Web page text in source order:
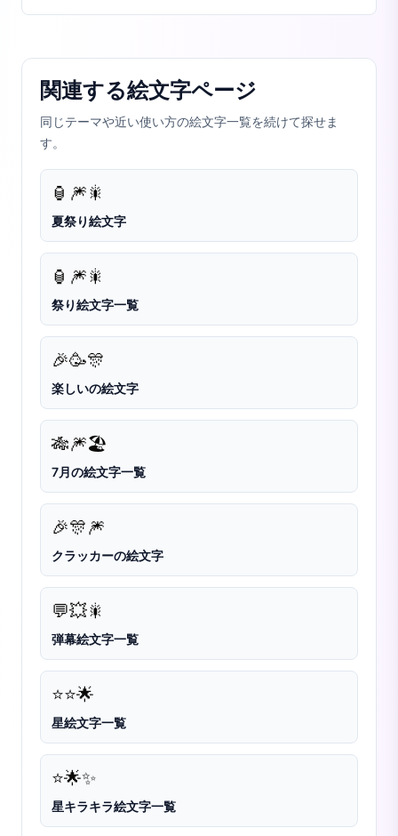
関連する絵文字ページ
同じテーマや近い使い方の絵文字一覧を続けて探せま
す。
🏮 🎆🎇
夏祭り絵文字
🏮 🎆🎇
祭り絵文字一覧
🎉🥳🎊
楽しいの絵文字
🎋🎆🏖️
7月の絵文字一覧
🎉🎊🎆
クラッカーの絵文字
💬💥🎇
弾幕絵文字一覧
⭐⭐️🌟
星絵文字一覧
⭐🌟✨
星キラキラ絵文字一覧